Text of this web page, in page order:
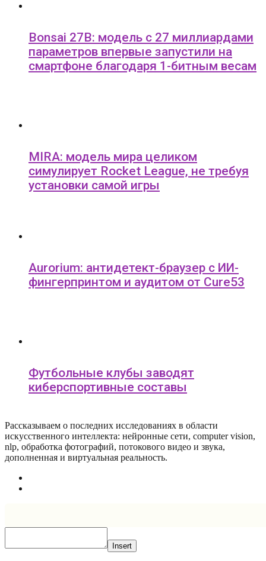
Bonsai 27B: модель с 27 миллиардами
параметров впервые запустили на
смартфоне благодаря 1-битным весам
MIRA: модель мира целиком
симулирует Rocket League, не требуя
установки самой игры
Aurorium: антидетект-браузер с ИИ-
фингерпринтом и аудитом от Cure53
Футбольные клубы заводят
киберспортивные составы
Рассказываем о последних исследованиях в области
искусcтвенного интеллекта: нейронные сети, computer vision,
nlp, обработка фотографий, потокового видео и звука,
дополненная и виртуальная реальность.
Insert